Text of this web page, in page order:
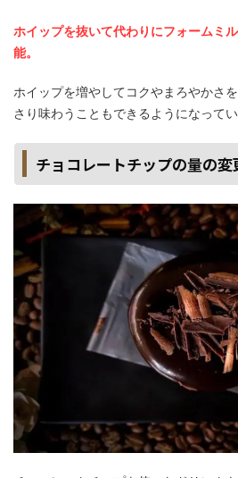
ホイップを抜いて代わりにフォームミ
能。
ホイップを増やしてコクやまろやかさ
さり味わうこともできるようになってい
チョコレートチップの量の変